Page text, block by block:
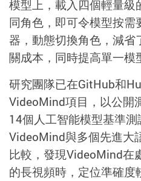
模型上，載入四個輕量級
同角色，即可令模型按
器，動態切換角色，減省
關成本，同時提高單一模
研究團隊已在GitHub和
VideoMind項目，以公開
14個人工智能模型基準
VideoMind與多個先進大
比較，發現VideoMind在
的長視頻時，定位準確度